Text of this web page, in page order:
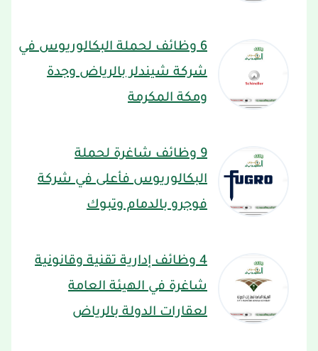
6 وظائف لحملة البكالوريوس في
شركة شيندلر بالرياض وجدة
ومكة المكرمة
9 وظائف شاغرة لحملة
البكالوريوس فأعلى في شركة
فوجرو بالدمام وتبوك
4 وظائف إدارية تقنية وقانونية
شاغرة في الهيئة العامة
لعقارات الدولة بالرياض